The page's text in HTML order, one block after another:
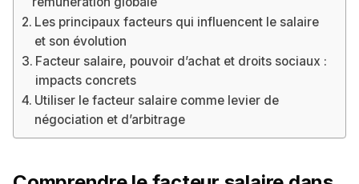
Les principaux facteurs qui influencent le salaire
et son évolution
Facteur salaire, pouvoir d’achat et droits sociaux :
impacts concrets
Utiliser le facteur salaire comme levier de
négociation et d’arbitrage